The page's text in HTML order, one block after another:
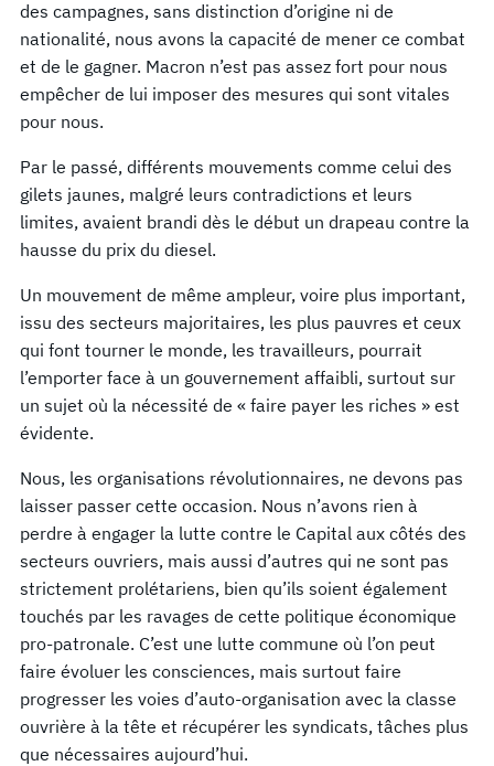
des campagnes, sans distinction d’origine ni de
nationalité, nous avons la capacité de mener ce combat
et de le gagner. Macron n’est pas assez fort pour nous
empêcher de lui imposer des mesures qui sont vitales
pour nous.
Par le passé, différents mouvements comme celui des
gilets jaunes, malgré leurs contradictions et leurs
limites, avaient brandi dès le début un drapeau contre la
hausse du prix du diesel.
Un mouvement de même ampleur, voire plus important,
issu des secteurs majoritaires, les plus pauvres et ceux
qui font tourner le monde, les travailleurs, pourrait
l’emporter face à un gouvernement affaibli, surtout sur
un sujet où la nécessité de « faire payer les riches » est
évidente.
Nous, les organisations révolutionnaires, ne devons pas
laisser passer cette occasion. Nous n’avons rien à
perdre à engager la lutte contre le Capital aux côtés des
secteurs ouvriers, mais aussi d’autres qui ne sont pas
strictement prolétariens, bien qu’ils soient également
touchés par les ravages de cette politique économique
pro-patronale. C’est une lutte commune où l’on peut
faire évoluer les consciences, mais surtout faire
progresser les voies d’auto-organisation avec la classe
ouvrière à la tête et récupérer les syndicats, tâches plus
que nécessaires aujourd’hui.